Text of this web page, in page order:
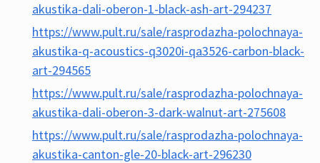
akustika-dali-oberon-1-black-ash-art-294237
https://www.pult.ru/sale/rasprodazha-polochnaya-
akustika-q-acoustics-q3020i-qa3526-carbon-black-
art-294565
https://www.pult.ru/sale/rasprodazha-polochnaya-
akustika-dali-oberon-3-dark-walnut-art-275608
https://www.pult.ru/sale/rasprodazha-polochnaya-
akustika-canton-gle-20-black-art-296230